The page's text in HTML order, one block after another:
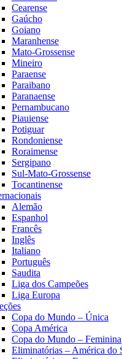
Cearense
Gaúcho
Goiano
Maranhense
Mato-Grossense
Mineiro
Paraense
Paraibano
Paranaense
Pernambucano
Piauiense
Potiguar
Rondoniense
Roraimense
Sergipano
Sul-Mato-Grossense
Tocantinense
Alemão
Espanhol
Francês
Inglês
Italiano
Português
Saudita
Liga dos Campeões
Liga Europa
Copa do Mundo – Única
Copa América
Copa do Mundo – Feminina
Eliminatórias – América do